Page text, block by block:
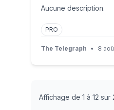
Aucune description.
PRO
The Telegraph • 8
Affichage de 1 à 12 sur